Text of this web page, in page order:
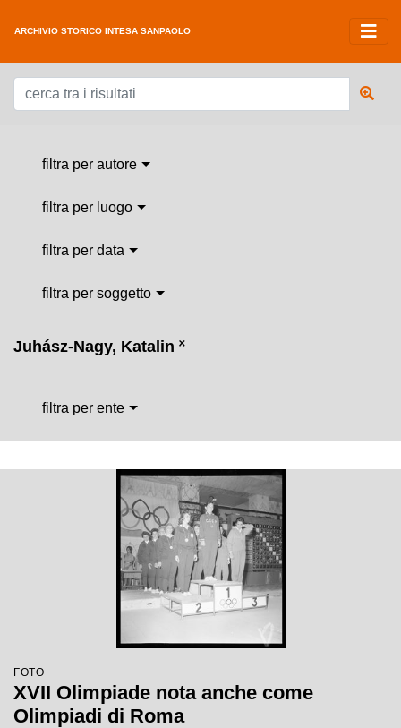
ARCHIVIO STORICO INTESA SANPAOLO
filtra per autore
filtra per luogo
filtra per data
filtra per soggetto
Juhász-Nagy, Katalin ˟
filtra per ente
FOTO
XVII Olimpiade nota anche come
Olimpiadi di Roma